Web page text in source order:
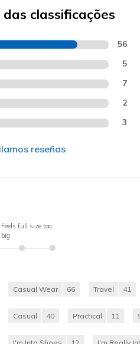
classificações
56
5
7
2
3
reseñas
Feels full size too
big
Casual Wear 66 Travel 41
Casual 40 Practical 11